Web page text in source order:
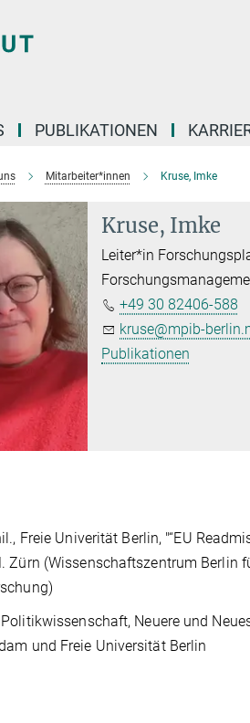
PUBLIKATIONEN
Mitarbeiter*innen Kruse, Imke
Kruse, Imke
Leiter*in
+49 30 82406-588
kruse@mpib-
Publikationen
Freie Univerität Berlin, "“EU
Zürn (Wissenschaftszentrum
Neuere und
und Freie Universität Berlin